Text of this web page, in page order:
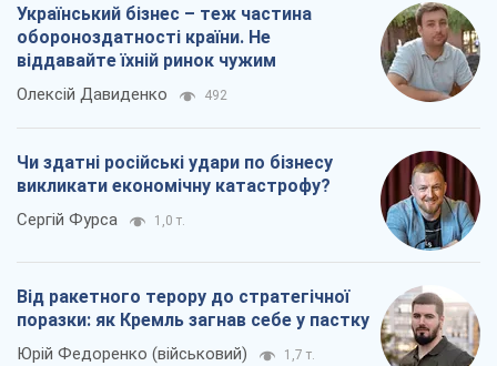
Український бізнес – теж частина
обороноздатності країни. Не
віддавайте їхній ринок чужим
Олексій Давиденко 492
Чи здатні російські удари по бізнесу
викликати економічну катастрофу?
Сергій Фурса 1,0 т.
Від ракетного терору до стратегічної
поразки: як Кремль загнав себе у пастку
Юрій Федоренко (військовий) 1,7 т.